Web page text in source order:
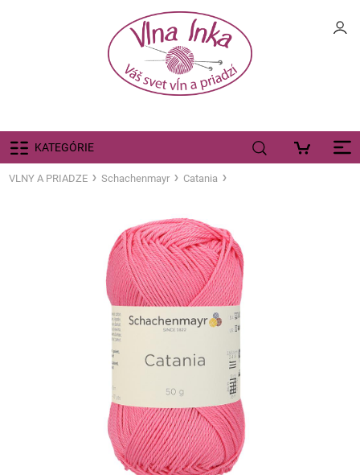
KATEGÓRIE
VLNY A PRIADZE Schachenmayr Catania